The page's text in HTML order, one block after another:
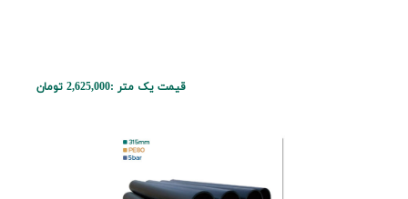
قیمت یک متر :2,625,000 تومان